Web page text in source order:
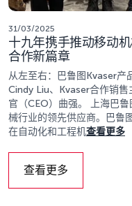
31/03/2025
十九年携手推动移动
合作新篇章
从左至右：巴鲁图Kvaser产
Cindy Liu、Kvaser合作销
官（CEO）曲强。 上海巴
械行业的领先供应商。巴鲁
在自动化和工程机查看更多
查看更多